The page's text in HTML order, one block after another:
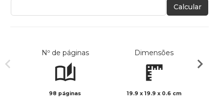
Calcular
Nº de páginas
98 páginas
Dimensões
19.9 x 19.9 x 0.6 cm